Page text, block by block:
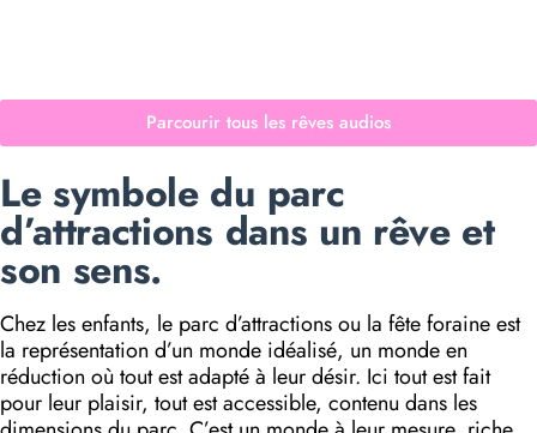
Parcourir tous les rêves audios
Le symbole du parc
d’attractions dans un rêve et
son sens.
Chez les enfants, le parc d’attractions ou la fête foraine est
la représentation d’un monde idéalisé, un monde en
réduction où tout est adapté à leur désir. Ici tout est fait
pour leur plaisir, tout est accessible, contenu dans les